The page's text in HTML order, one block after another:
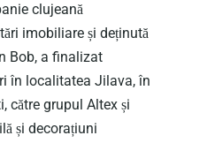
clujeană
imobiliare și deținută
Bob, a finalizat
în localitatea Jilava, în
către grupul Altex și
și decorațiuni